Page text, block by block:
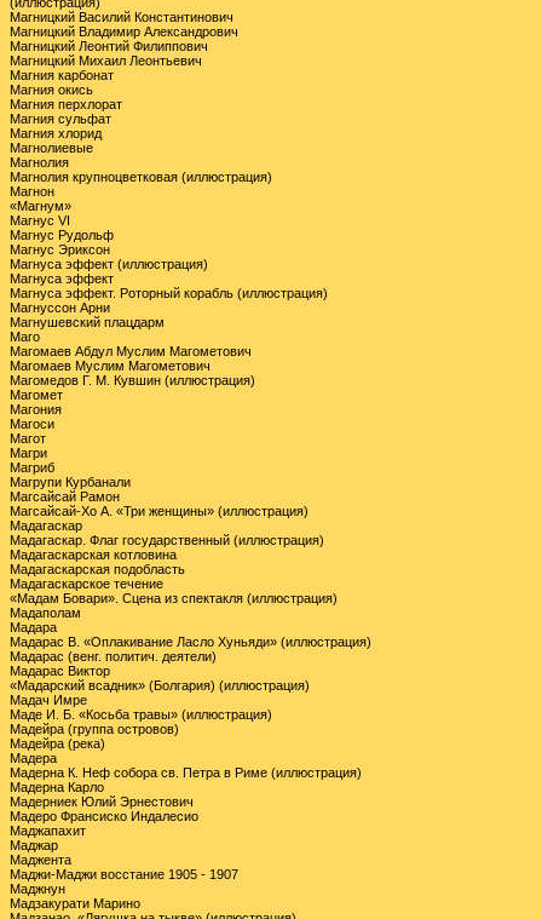
Магницкий Василий Константинович
Магницкий Владимир Александрович
Магницкий Леонтий Филиппович
Магницкий Михаил Леонтьевич
Магния карбонат
Магния окись
Магния перхлорат
Магния сульфат
Магния хлорид
Магнолиевые
Магнолия
Магнолия крупноцветковая (иллюстрация)
Магнон
«Магнум»
Магнус VI
Магнус Рудольф
Магнус Эриксон
Магнуса эффект (иллюстрация)
Магнуса эффект
Магнуса эффект. Роторный корабль (иллюстрация)
Магнуссон Арни
Магнушевский плацдарм
Маго
Магомаев Абдул Муслим Магометович
Магомаев Муслим Магометович
Магомедов Г. М. Кувшин (иллюстрация)
Магомет
Магония
Магоси
Магот
Магри
Магриб
Магрупи Курбанали
Магсайсай Рамон
Магсайсай-Хо А. «Три женщины» (иллюстрация)
Мадагаскар
Мадагаскар. Флаг государственный (иллюстрация)
Мадагаскарская котловина
Мадагаскарская подобласть
Мадагаскарское течение
«Мадам Бовари». Сцена из спектакля (иллюстрация)
Мадаполам
Мадара
Мадарас В. «Оплакивание Ласло Хуньяди» (иллюстрация)
Мадарас (венг. политич. деятели)
Мадарас Виктор
«Мадарский всадник» (Болгария) (иллюстрация)
Мадач Имре
Маде И. Б. «Косьба травы» (иллюстрация)
Мадейра (группа островов)
Мадейра (река)
Мадера
Мадерна К. Неф собора св. Петра в Риме (иллюстрация)
Мадерна Карло
Мадерниек Юлий Эрнестович
Мадеро Франсиско Индалесио
Маджапахит
Маджар
Маджента
Маджи-Маджи восстание 1905 - 1907
Маджнун
Мадзакурати Марино